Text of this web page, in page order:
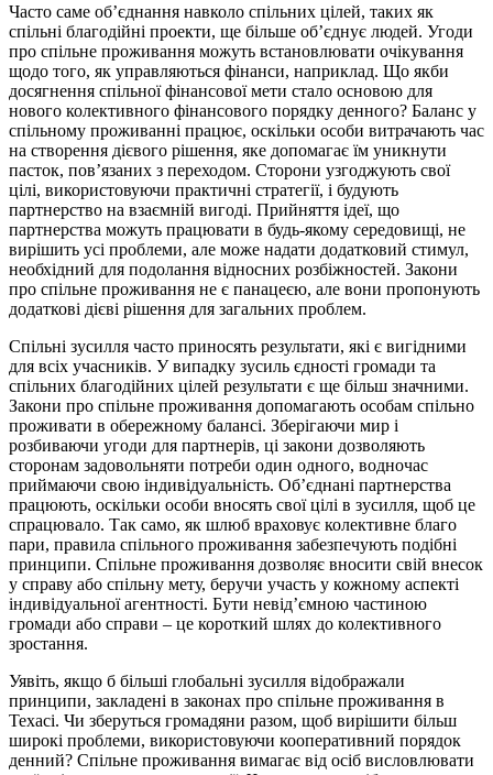
Часто саме об’єднання навколо спільних цілей, таких як
спільні благодійні проекти, ще більше об’єднує людей. Угоди
про спільне проживання можуть встановлювати очікування
щодо того, як управляються фінанси, наприклад. Що якби
досягнення спільної фінансової мети стало основою для
нового колективного фінансового порядку денного? Баланс у
спільному проживанні працює, оскільки особи витрачають час
на створення дієвого рішення, яке допомагає їм уникнути
пасток, пов’язаних з переходом. Сторони узгоджують свої
цілі, використовуючи практичні стратегії, і будують
партнерство на взаємній вигоді. Прийняття ідеї, що
партнерства можуть працювати в будь-якому середовищі, не
вирішить усі проблеми, але може надати додатковий стимул,
необхідний для подолання відносних розбіжностей. Закони
про спільне проживання не є панацеєю, але вони пропонують
додаткові дієві рішення для загальних проблем.
Спільні зусилля часто приносять результати, які є вигідними
для всіх учасників. У випадку зусиль єдності громади та
спільних благодійних цілей результати є ще більш значними.
Закони про спільне проживання допомагають особам спільно
проживати в обережному балансі. Зберігаючи мир і
розбиваючи угоди для партнерів, ці закони дозволяють
сторонам задовольняти потреби один одного, водночас
приймаючи свою індивідуальність. Об’єднані партнерства
працюють, оскільки особи вносять свої цілі в зусилля, щоб це
спрацювало. Так само, як шлюб враховує колективне благо
пари, правила спільного проживання забезпечують подібні
принципи. Спільне проживання дозволяє вносити свій внесок
у справу або спільну мету, беручи участь у кожному аспекті
індивідуальної агентності. Бути невід’ємною частиною
громади або справи – це короткий шлях до колективного
зростання.
Уявіть, якщо б більші глобальні зусилля відображали
принципи, закладені в законах про спільне проживання в
Техасі. Чи зберуться громадяни разом, щоб вирішити більш
широкі проблеми, використовуючи кооперативний порядок
денний? Спільне проживання вимагає від осіб висловлювати